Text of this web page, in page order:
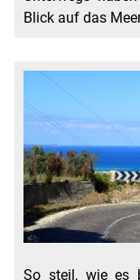
Blick auf das
So steil, wie es